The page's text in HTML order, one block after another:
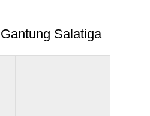
Salatiga